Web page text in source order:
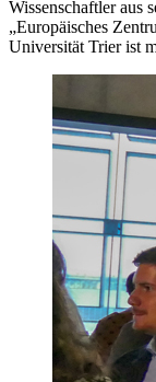
Wissenschaftler aus
„Europäisches
Universität Trier ist